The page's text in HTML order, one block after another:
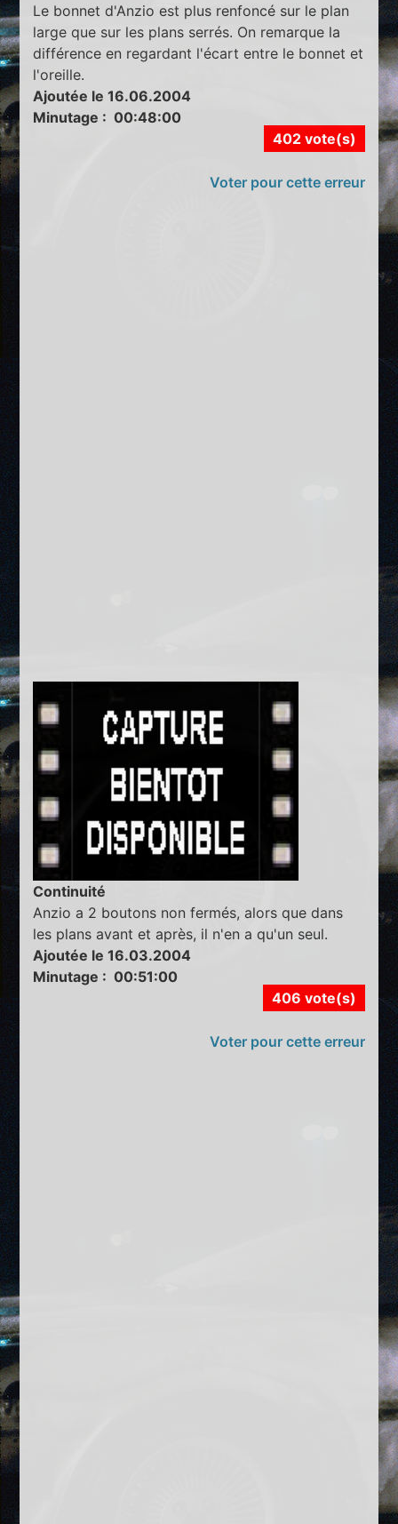
Le bonnet d'Anzio est plus renfoncé sur le plan
large que sur les plans serrés. On remarque la
différence en regardant l'écart entre le bonnet et
l'oreille.
Ajoutée le 16.06.2004
Minutage : 00:48:00
402 vote(s)
Voter pour cette erreur
Continuité
Anzio a 2 boutons non fermés, alors que dans
les plans avant et après, il n'en a qu'un seul.
Ajoutée le 16.03.2004
Minutage : 00:51:00
406 vote(s)
Voter pour cette erreur